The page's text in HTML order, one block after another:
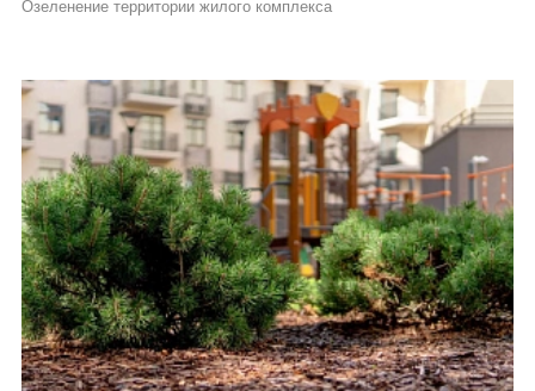
Озеленение территории жилого комплекса